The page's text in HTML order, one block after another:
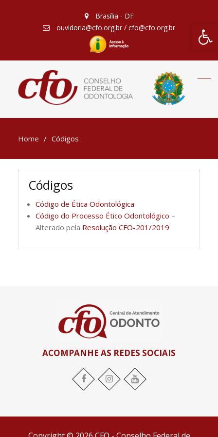
Barra
Brasília - DF
ouvidoria@cfo.org.br / cfo@cfo.org.br
Home Códigos
Códigos
Código de Ética Odontológica
Código do Processo Ético Odontológico –
Alterado pela Resolução CFO-201/2019
ACOMPANHE AS REDES SOCIAIS
Facebook Instagram YouTube